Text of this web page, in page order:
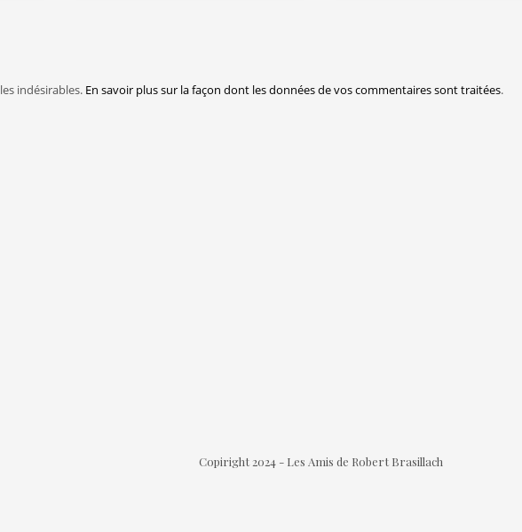
indésirables. En savoir plus sur la façon dont les données de vos commentaires sont traitées.
Copiright 2024 - Les Amis de Robert Brasillach